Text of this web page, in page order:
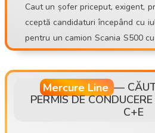
Caut un șofer priceput, exigent,
cceptă candidaturi începând cu
pentru un camion Scania S500
chmitz Sko24. Mate Trans Kft. https://matetrans.webnode.h
u/ Motto-ul nostru este „Profin sau deloc!” Din cauza EXTIN
DERII FLOTEI, avem un post vacant de
aturile șoferilor cu experiență
Mercure Line —
PERMIS DE
C+E